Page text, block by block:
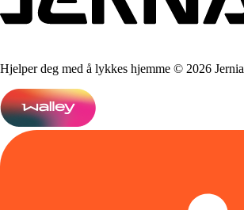
Hjelper deg med å lykkes hjemme © 2026 Jernia